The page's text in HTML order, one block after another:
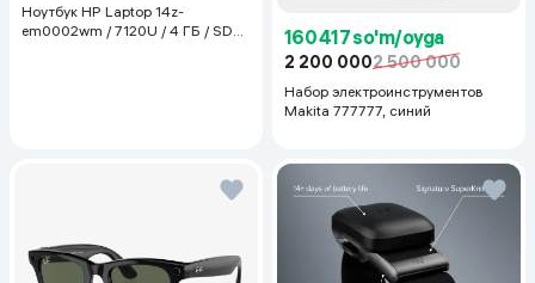
Ноутбук HP Laptop 14z-
em0002wm / 7120U / 4 ГБ / SDD
160 417 so'm/oyga
2 200 0002 500 000
Набор электроинструментов
Makita 777777, синий